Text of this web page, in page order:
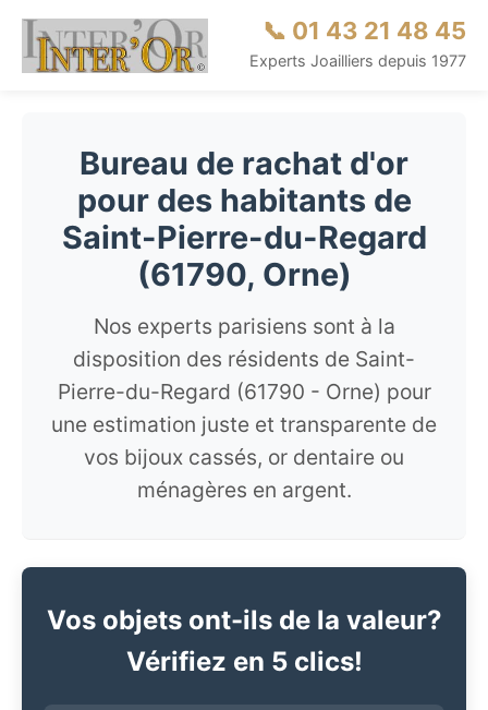
📞 01 43 21 48 45
Experts Joailliers depuis 1977
Bureau de rachat d'or
pour des habitants de
Saint-Pierre-du-Regard
(61790, Orne)
Nos experts parisiens sont à la
disposition des résidents de Saint-
Pierre-du-Regard (61790 - Orne) pour
une estimation juste et transparente de
vos bijoux cassés, or dentaire ou
ménagères en argent.
Vos objets ont-ils de la valeur?
Vérifiez en 5 clics!